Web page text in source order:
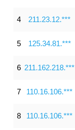
4 211.23.12.***
5 125.34.81.***
6 211.162.218.***
7 110.16.106.***
8 110.16.106.***